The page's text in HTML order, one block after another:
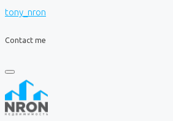
tony_nron
Contact me